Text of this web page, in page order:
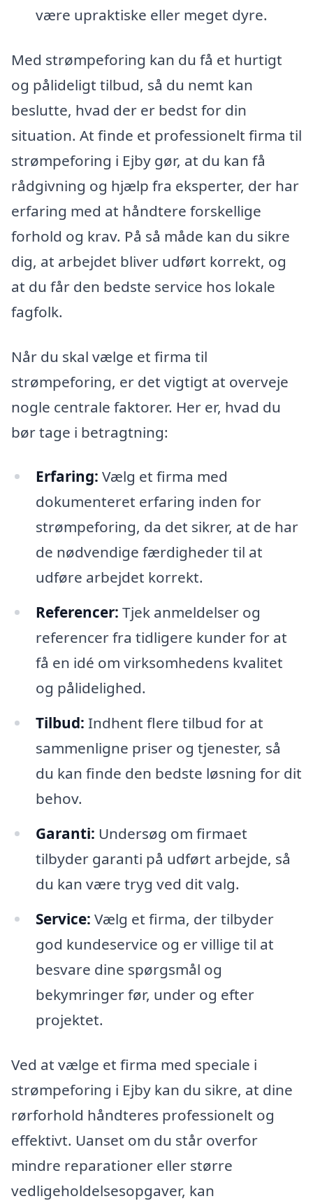
være upraktiske eller meget dyre.
Med strømpeforing kan du få et hurtigt
og pålideligt tilbud, så du nemt kan
beslutte, hvad der er bedst for din
situation. At finde et professionelt firma til
strømpeforing i Ejby gør, at du kan få
rådgivning og hjælp fra eksperter, der har
erfaring med at håndtere forskellige
forhold og krav. På så måde kan du sikre
dig, at arbejdet bliver udført korrekt, og
at du får den bedste service hos lokale
fagfolk.
Når du skal vælge et firma til
strømpeforing, er det vigtigt at overveje
nogle centrale faktorer. Her er, hvad du
bør tage i betragtning:
Erfaring: Vælg et firma med
dokumenteret erfaring inden for
strømpeforing, da det sikrer, at de har
de nødvendige færdigheder til at
udføre arbejdet korrekt.
Referencer: Tjek anmeldelser og
referencer fra tidligere kunder for at
få en idé om virksomhedens kvalitet
og pålidelighed.
Tilbud: Indhent flere tilbud for at
sammenligne priser og tjenester, så
du kan finde den bedste løsning for dit
behov.
Garanti: Undersøg om firmaet
tilbyder garanti på udført arbejde, så
du kan være tryg ved dit valg.
Service: Vælg et firma, der tilbyder
god kundeservice og er villige til at
besvare dine spørgsmål og
bekymringer før, under og efter
projektet.
Ved at vælge et firma med speciale i
strømpeforing i Ejby kan du sikre, at dine
rørforhold håndteres professionelt og
effektivt. Uanset om du står overfor
mindre reparationer eller større
vedligeholdelsesopgaver, kan